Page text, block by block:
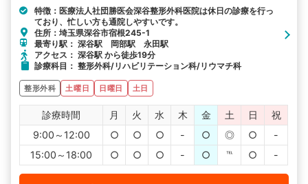
特徴：医療法人社団勝医会深谷整形外科医院は休日の診療を行っ
ており、忙しい方も通院しやすいです。
住所：埼玉県深谷市宿根245-1
最寄り駅： 深谷駅 岡部駅 永田駅
アクセス： 深谷駅 から徒歩19分
診療科目： 整形外科/リハビリテーション科/リウマチ科
整形外科 土曜日 日曜日 土日
診療時間 月 火 水 木 金 土 日
祝
9:00～12:00
○ ○ ○ - ○ ◎ ○
-
15:00～18:00
○ ○ ○ - ○ ℡ ○ -